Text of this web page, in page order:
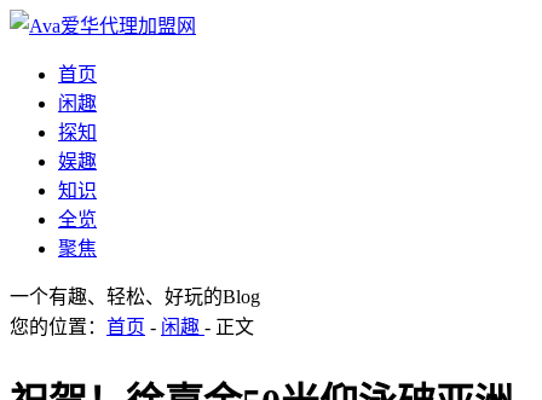
首页
闲趣
探知
娱趣
知识
全览
聚焦
一个有趣、轻松、好玩的Blog
您的位置： 首页 - 闲趣 - 正文